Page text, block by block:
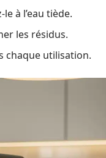
à l’eau tiède.
les résidus.
chaque utilisation.